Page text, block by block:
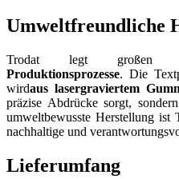
Umweltfreundliche
Trodat legt großen
Produktionsprozesse. Die
wirdaus lasergraviertem
präzise Abdrücke sorgt,
umweltbewusste Herstellung ist
nachhaltige und
Lieferumfang